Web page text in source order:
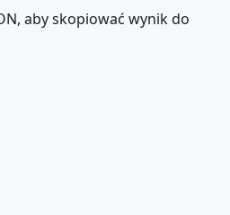
aby skopiować wynik do